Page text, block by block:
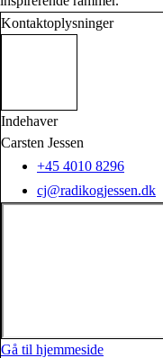
Kontaktoplysninger
Indehaver
Carsten Jessen
+45 4010 8296
cj@radikogjessen.dk
Gå til hjemmeside